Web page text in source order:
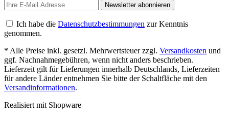
Newsletter abonnieren
Ich habe die Datenschutzbestimmungen zur Kenntnis
genommen.
* Alle Preise inkl. gesetzl. Mehrwertsteuer zzgl. Versandkosten und
ggf. Nachnahmegebühren, wenn nicht anders beschrieben.
Lieferzeit gilt für Lieferungen innerhalb Deutschlands, Lieferzeiten
für andere Länder entnehmen Sie bitte der Schaltfläche mit den
Versandinformationen.
Realisiert mit Shopware